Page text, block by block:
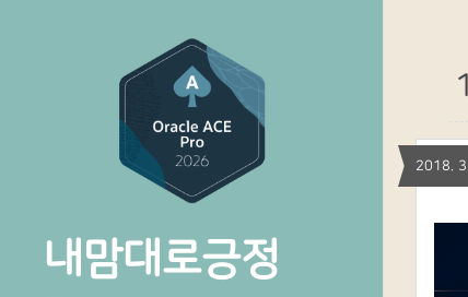
내맘대로긍정
2018.